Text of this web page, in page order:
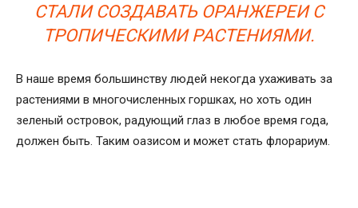
СТАЛИ СОЗДАВАТЬ ОРАНЖЕРЕИ С
ТРОПИЧЕСКИМИ РАСТЕНИЯМИ.
В наше время большинству людей некогда ухаживать за
растениями в многочисленных горшках, но хоть один
зеленый островок, радующий глаз в любое время года,
должен быть. Таким оазисом и может стать флорариум.